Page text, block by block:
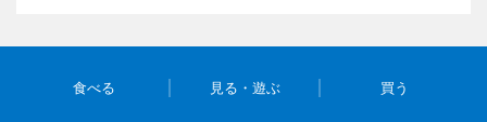
食べる 見る・遊ぶ 買う